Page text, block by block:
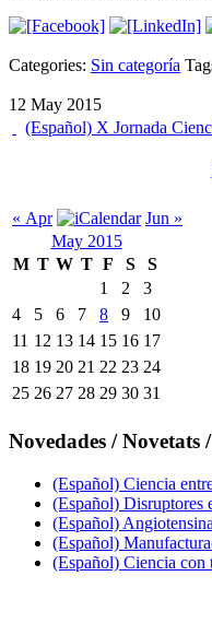
Categories: Sin categoría
12 May 2015
(Español) X Jornada
« Apr
Jun »
May 2015
M T W T F S
S
1
2
3
4
5 6 7 8 9
10
11 12 13 14 15 16 17
18 19 20 21 22 23 24
25 26 27 28 29 30 31
Novedades / Novetats
(Español) Ciencia
(Español) Disruptores
(Español)
(Español)
(Español) Ciencia con